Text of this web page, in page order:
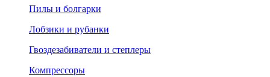
Пилы и болгарки
Лобзики и рубанки
Гвоздезабиватели и степлеры
Компрессоры